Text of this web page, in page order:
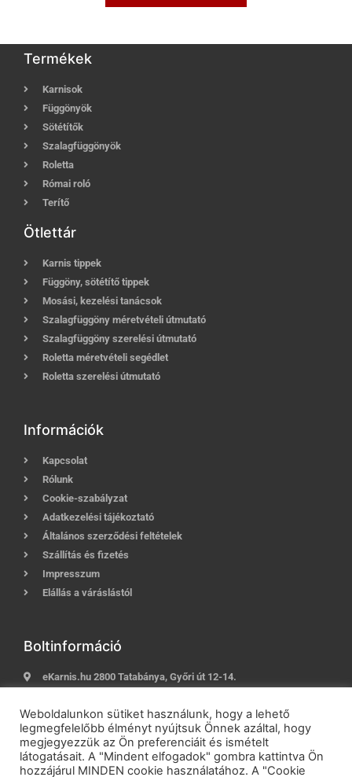
Termékek
Karnisok
Függönyök
Sötétítők
Szalagfüggönyök
Roletta
Római roló
Terítő
Ötlettár
Karnis tippek
Függöny, sötétítő tippek
Mosási, kezelési tanácsok
Szalagfüggöny méretvételi útmutató
Szalagfüggöny szerelési útmutató
Roletta méretvételi segédlet
Roletta szerelési útmutató
Információk
Kapcsolat
Rólunk
Cookie-szabályzat
Adatkezelési tájékoztató
Általános szerződési feltételek
Szállítás és fizetés
Impresszum
Elállás a váráslástól
Boltinformáció
eKarnis.hu 2800 Tatabánya, Győri út 12-14.
E-mail:info@ekarnis.hu
2021 © eKarnis.hu| Karnis és Függöny Webáruház | Minden
Weboldalunkon sütiket használunk, hogy a lehető
legmegfelelőbb élményt nyújtsuk Önnek azáltal, hogy
megjegyezzük az Ön preferenciáit és ismételt
látogatásait. A "Mindent elfogadok" gombra kattintva Ön
hozzájárul MINDEN cookie használatához. A "Cookie